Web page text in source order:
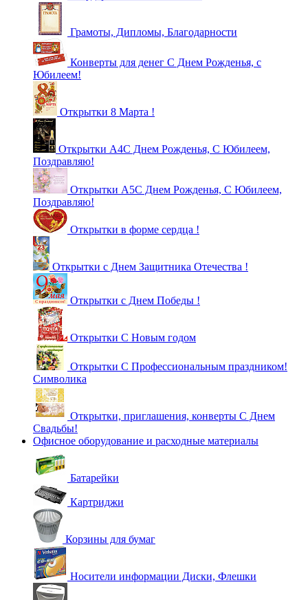
Грамоты, Дипломы, Благодарности
Конверты для денег С Днем Рожденья, с
Юбилеем!
Открытки 8 Марта !
Открытки А4С Днем Рожденья, С Юбилеем,
Поздравляю!
Открытки А5С Днем Рожденья, С Юбилеем,
Поздравляю!
Открытки в форме сердца !
Открытки с Днем Защитника Отечества !
Открытки с Днем Победы !
Открытки С Новым годом
Открытки С Профессиональным праздником!
Символика
Открытки, приглашения, конверты С Днем
Свадьбы!
Офисное оборудование и расходные материалы
Батарейки
Картриджи
Корзины для бумаг
Носители информации Диски, Флешки